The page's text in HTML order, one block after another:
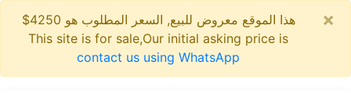
هذا الموقع معروض للبيع, السعر المطلوب هو 4250$
This site is for sale,Our initial asking price is
contact us using WhatsApp